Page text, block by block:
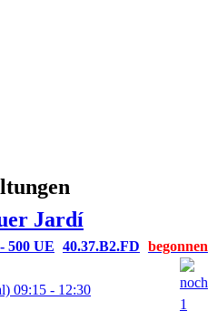
Jardí
500 UE 40.37.B2.FD
09:15 - 12:30